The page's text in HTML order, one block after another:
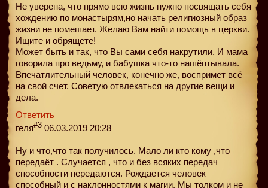
Не уверена, что прямо всю жизнь нужно посвящать себя
хождению по монастырям,но начать религиозный образ
жизни не помешает. Желаю Вам найти помощь в церкви.
Ищите и обрящете!
Может быть и так, что Вы сами себя накрутили. И мама
говорила про ведьму, и бабушка что-то нашёптывала.
Впечатлительный человек, конечно же, воспримет всё
на свой счет. Советую отвлекаться на другие вещи и
дела.
Ответить
геля#3 06.03.2019 20:28
Ну и что,что так получилось. Мало ли кто кому ,что
передаёт . Случается , что и без всяких передач
способности передаются. Рождается человек
способный и с наклонностями к магии. Мы толком и не